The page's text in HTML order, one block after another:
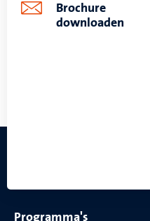
Brochure
downloaden
Programma's